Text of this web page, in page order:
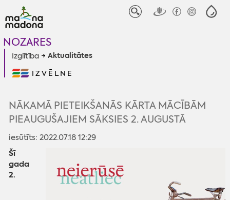
NOZARES
Izglītība Aktualitātes
IZVĒLNE
NĀKAMĀ PIETEIKŠANĀS KĀRTA MĀCĪBĀM
PIEAUGUŠAJIEM SĀKSIES 2. AUGUSTĀ
iesūtīts: 2022.07.18 12:29
Šī
gada
2.